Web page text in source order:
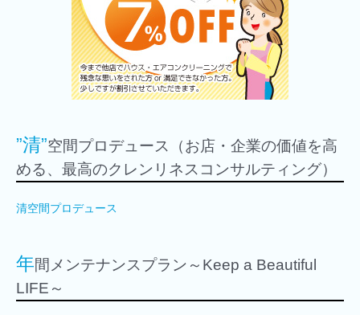
”清”空間プロデュース（お店・企業の価値を高
める、最高のクレンリネスコンサルティング）
清空間プロデュース
年間メンテナンスプラン～Keep a Beautiful
LIFE～